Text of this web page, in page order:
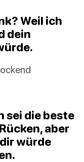
Weil ich
dein
sei die beste
aber
würde